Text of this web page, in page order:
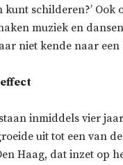
schilderen?’ Ook
muziek en
niet kende naar een
inmiddels vier
uit tot een van
Haag, dat inzet op